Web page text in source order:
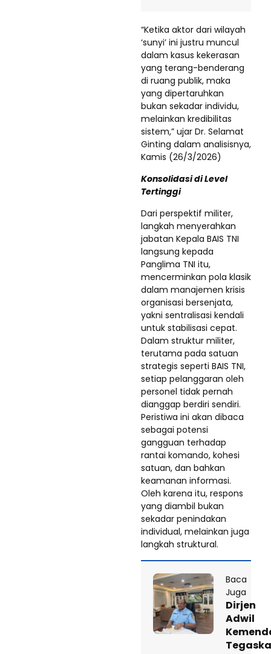
“Ketika aktor dari wilayah
‘sunyi’ ini justru muncul
dalam kasus kekerasan
yang terang-benderang
di ruang publik, maka
yang dipertaruhkan
bukan sekadar individu,
melainkan kredibilitas
sistem,” ujar Dr. Selamat
Ginting dalam analisisnya,
Kamis (26/3/2026)
Konsolidasi di Level
Tertinggi
Dari perspektif militer,
langkah menyerahkan
jabatan Kepala BAIS TNI
langsung kepada
Panglima TNI itu,
mencerminkan pola klasik
dalam manajemen krisis
organisasi bersenjata,
yakni sentralisasi kendali
untuk stabilisasi cepat.
Dalam struktur militer,
terutama pada satuan
strategis seperti BAIS TNI,
setiap pelanggaran oleh
personel tidak pernah
dianggap berdiri sendiri.
Peristiwa ini akan dibaca
sebagai potensi
gangguan terhadap
rantai komando, kohesi
satuan, dan bahkan
keamanan informasi.
Oleh karena itu, respons
yang diambil bukan
sekadar penindakan
individual, melainkan juga
langkah struktural.
Baca
Juga
Dirjen
Adwil